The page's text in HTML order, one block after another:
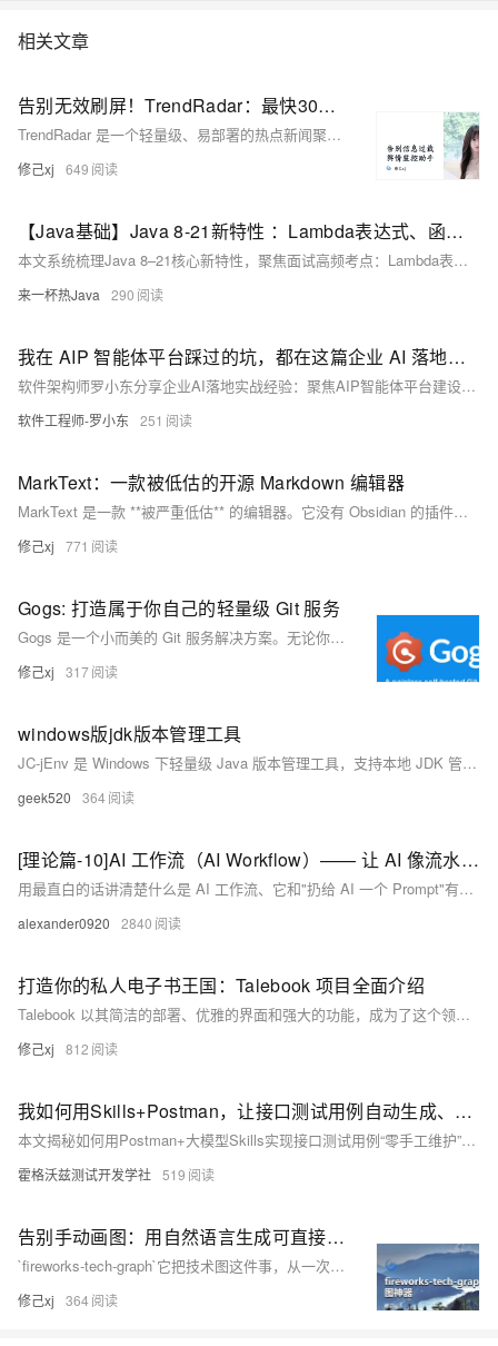
相关文章
告别无效刷屏！TrendRadar：最快30秒部署的开源热点助手，让你只看真正关心的新闻
TrendRadar 是一个轻量级、易部署的热点新闻聚合与推送工具。它能够从知乎、抖音、B站、微博、百度、华尔街见闻等11个主流平台抓取热搜榜单，然后根据你设定的关键词进行智能筛选，最终将你最关心的内容推送到手机或邮箱。
修己xj 649
【Java基础】Java 8-21新特性 ：Lambda表达式、函数式接口、Stream流、Optional（附《思维导图》+《面试高频考点清单》）
本文系统梳理Java 8–21核心新特性，聚焦面试高频考点：Lambda表达式、函数式接口、Stream流（惰性求值/并行流/map与flatMap区别）、Optional空值安全处理，并涵盖JDK9–21关键演进（模块化、var、Record、虚拟线程等），辅以原理剖析与实战代码，助力高效备战。
来一杯热Java 290
我在 AIP 智能体平台踩过的坑，都在这篇企业 AI 落地经验里了
软件架构师罗小东分享企业AI落地实战经验：聚焦AIP智能体平台建设中的真实坑点与解法——涵盖智能体全生命周期管理、多源知识库语义检索、MCP工具集成及多模型中立架构设计，强调“解决问题”而非堆砌功能。（239字）
软件工程师-罗小东 251
MarkText：一款被低估的开源 Markdown 编辑器
MarkText 是一款 **被严重低估** 的编辑器。它没有 Obsidian 的插件生态，也没有 Notion 的协作能力，但它做到了很多编辑器没做好的事：**把写 Markdown 这件事本身做到极致**。 干净的界面、流畅的实时预览、体贴的三种编辑模式、完整的规范支持，再加上 MIT 开源免费——如果你是一个纯粹的写作者，MarkText 就是你需要的那个工具。
修己xj 771
Gogs: 打造属于你自己的轻量级 Git 服务
Gogs 是一个小而美的 Git 服务解决方案。无论你是想在个人服务器上搭建私有的代码仓库，还是为小团队提供一个轻量级的代码协作平台，Gogs 都是一个值得考虑的选择。
修己xj 317
windows版jdk版本管理工具
JC-jEnv 是 Windows 下轻量级 Java 版本管理工具，支持本地 JDK 管理、远程一键安装（如 `jvms install 21.0.4`）、快速切换（`jvms switch`）及项目级版本隔离，操作简洁，无需手动配环境变量。
geek520 364
[理论篇-10]AI 工作流（AI Workflow）—— 让 AI 像流水线一样干活 ⚠️ 已逐步被多 Agent 架构替代
用最直白的话讲清楚什么是 AI 工作流、它和"扔给 AI 一个 Prompt"有什么本质区别、为什么 2025 年之后所有真正能落地的 AI 产品几乎都长成"工作流"的样子——不管你是开发者、产品经理、运营、还是只想自己搭一个 AI 助手的普通用户,这一篇读完都能看懂背后在发生什么。
alexander0920 2840
打造你的私人电子书王国：Talebook 项目全面介绍
Talebook 以其简洁的部署、优雅的界面和强大的功能，成为了这个领域不可多得的好项目。
修己xj 812
我如何用Skills+Postman，让接口测试用例自动生成、自动维护，半年零手工更新
本文揭秘如何用Postman+大模型Skills实现接口测试用例“零手工维护”：通过自动感知OpenAPI变更、智能生成并应用Collection补丁、Git化管理+CI闭环验证，6个月未手动增删改用例。核心不是生成用例，而是让用例随代码自动同步。
霍格沃兹测试开发学社 519
告别手动画图：用自然语言生成可直接发布的 SVG+PNG 技术图
`fireworks-tech-graph`它把技术图这件事，从一次性手工劳动，变成了一种可以沉淀、复用、批量生成的 Skill 能力。在 AI/Agent 相关内容越来越多的背景下，这是一个很值得试一下的项目。
修己xj 364